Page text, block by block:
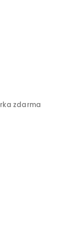
zdarma